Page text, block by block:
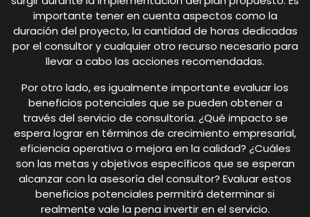
importante tener en cuenta aspectos como la
duración del proyecto, la cantidad de horas dedicadas
por el consultor y cualquier otro recurso necesario para
llevar a cabo las acciones recomendadas.
Por otro lado, es igualmente importante evaluar los
beneficios potenciales que se pueden obtener a
través del servicio de consultoría. ¿Qué impacto se
espera lograr en términos de crecimiento empresarial,
eficiencia operativa o mejora en la calidad? ¿Cuáles
son las metas y objetivos específicos que se esperan
alcanzar con la asesoría del consultor? Evaluar estos
beneficios potenciales permitirá determinar si
realmente vale la pena invertir en el servicio.